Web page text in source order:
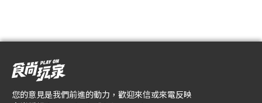
您的意見是我們前進的動力，歡迎來信或來電反映